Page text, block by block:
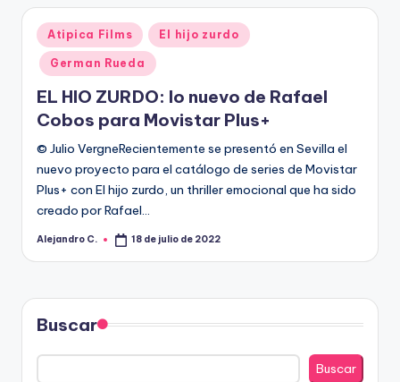
C
U
L
T
U
R
A
Publicado
en
Atipica Films El hijo zurdo
German Rueda
EL HIO ZURDO: lo nuevo de Rafael
Cobos para Movistar Plus+
© Julio VergneRecientemente se presentó en Sevilla el
nuevo proyecto para el catálogo de series de Movistar
Plus+ con El hijo zurdo, un thriller emocional que ha sido
creado por Rafael…
Publicado
Alejandro C. 18 de julio de 2022
Buscar
Buscar